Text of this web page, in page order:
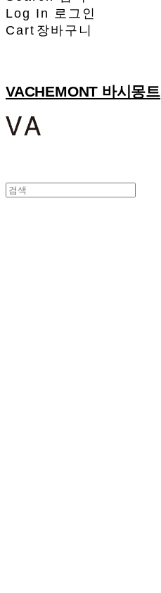
Log In 로그인
Cart 장바구니
VACHEMONT 바시몽트